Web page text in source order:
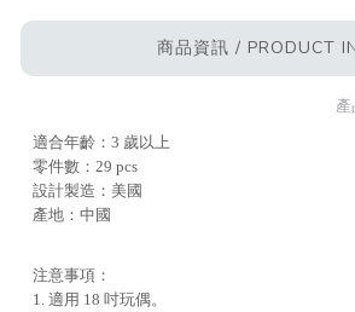
商品資訊 / PRODUCT
產
適合年齡：3 歲以上
零件數：29 pcs
設計製造：美國
產地：中國
注意事項：
1. 適用 18 吋玩偶。